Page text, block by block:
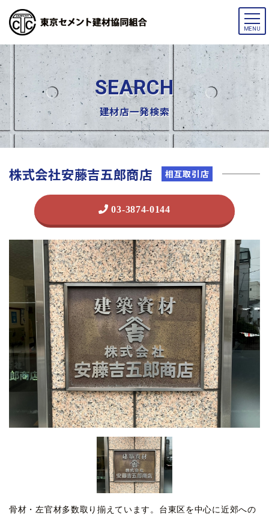
SEARCH
建材店一発検索
株式会社安藤吉五郎商店 相互取引店
03-3874-0144
骨材・左官材多数取り揃えています。台東区を中心に近郊への
メ
ュ
ー
MENU